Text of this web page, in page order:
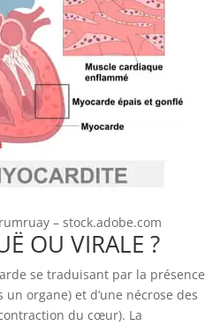
– stock.adobe.com
OU VIRALE ?
se traduisant par la présence
organe) et d’une nécrose des
du cœur). La